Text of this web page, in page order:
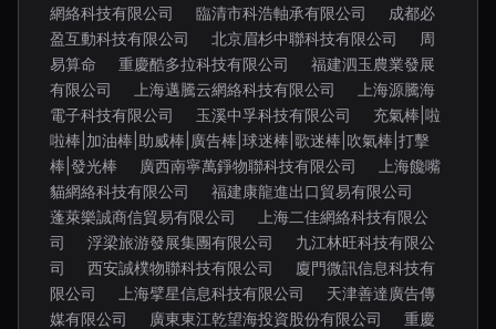
網絡科技有限公司
臨清市科浩軸承有限公司
成都必
盈互動科技有限公司
北京眉杉中聯科技有限公司
周
易算命
重慶酷多拉科技有限公司
福建泗玉農業發展
有限公司
上海邁騰云網絡科技有限公司
上海源騰海
電子科技有限公司
玉溪中孚科技有限公司
充氣棒|啦
啦棒|加油棒|助威棒|廣告棒|球迷棒|歌迷棒|吹氣棒|打擊
棒|發光棒
廣西南寧萬錚物聯科技有限公司
上海饞嘴
貓網絡科技有限公司
福建康龍進出口貿易有限公司
蓬萊樂誠商信貿易有限公司
上海二佳網絡科技有限公
司
浮梁旅游發展集團有限公司
九江林旺科技有限公
司
西安誠樸物聯科技有限公司
廈門微訊信息科技有
限公司
上海擘星信息科技有限公司
天津善達廣告傳
媒有限公司
廣東東江乾望海投資股份有限公司
重慶